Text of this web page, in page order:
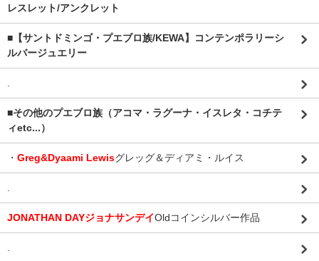
レスレット/アンクレット
■【サントドミンゴ・プエブロ族/KEWA】コンテンポラリーシ
ルバージュエリー
■その他のプエブロ族（アコマ・ラグーナ・イスレタ・コチテ
ィetc...）
・ Greg&Dyaami Lewisグレッグ＆ディアミ・ルイス
JONATHAN DAYジョナサンデイOldコインシルバー作品